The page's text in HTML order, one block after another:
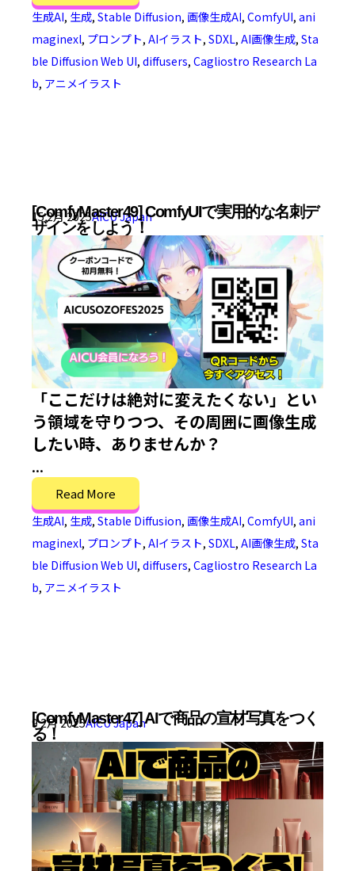
生成AI, 生成, Stable Diffusion, 画像生成AI, ComfyUI, ani
maginexl, プロンプト, AIイラスト, SDXL, AI画像生成, Sta
ble Diffusion Web UI, diffusers, Cagliostro Research La
b, アニメイラスト
[ComfyMaster49] ComfyUIで実用的な名刺デ
ザインをしよう！
15 2月 2025AICU Japan
「ここだけは絶対に変えたくない」とい
う領域を守りつつ、その周囲に画像生成
したい時、ありませんか？
...
Read More
生成AI, 生成, Stable Diffusion, 画像生成AI, ComfyUI, ani
maginexl, プロンプト, AIイラスト, SDXL, AI画像生成, Sta
ble Diffusion Web UI, diffusers, Cagliostro Research La
b, アニメイラスト
[ComfyMaster47] AIで商品の宣材写真をつく
る！
9 2月 2025AICU Japan